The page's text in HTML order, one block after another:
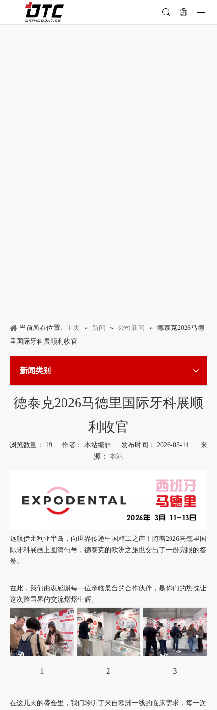
当前所在位置: 主页 » 新闻 » 公司新闻 » 德泰克2026马德
里国际牙科展顺利收官
新闻类别
德泰克2026马德里国际牙科展顺
利收官
浏览数量： 19 作者： 本站编辑 发布时间： 2026-03-14 来
源： 本站
远航伊比利亚半岛，向世界传递中国精工之声！随着2026马德里国
际牙科展画上圆满句号，德泰克的欧洲之旅也交出了一份亮眼的答
卷。
在此，我们由衷感谢每一位亲临展台的合作伙伴，是你们的热忱让
这次跨国界的交流熠熠生辉。
1 2 3
在这几天的盛会里，我们聆听了来自欧洲一线的临床需求，每一次